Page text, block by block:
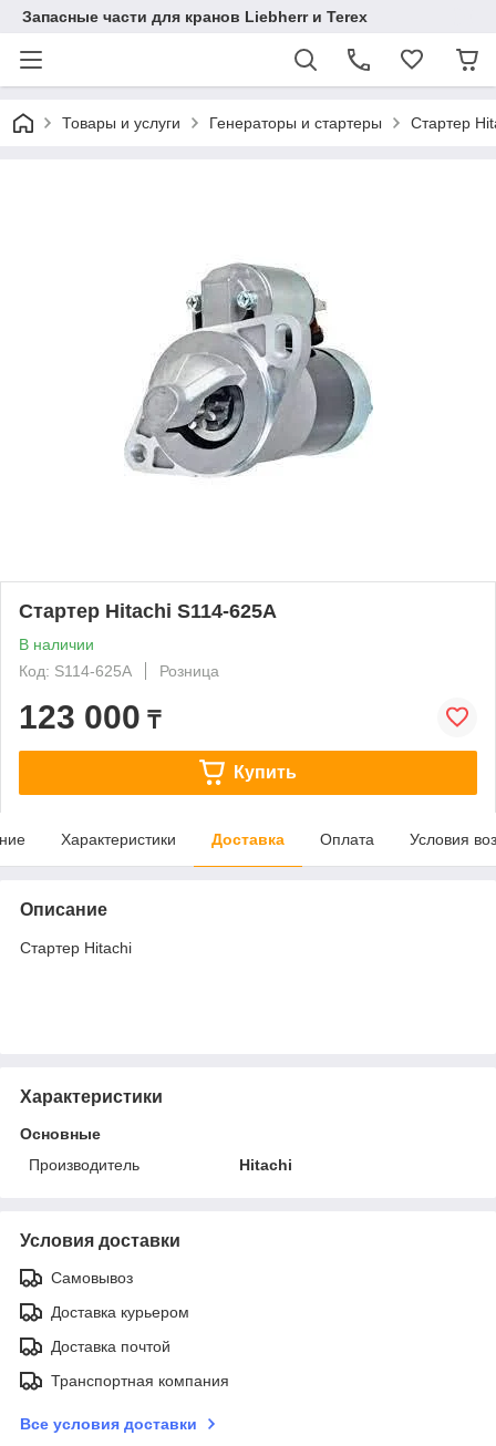
Запасные части для кранов Liebherr и Terex
Товары и услуги Генераторы и стартеры Стартер
Стартер Hitachi S114-625A
В наличии
Код: S114-625A
Розница
123 000 ₸
Купить
Характеристики Доставка Оплата Условия
Описание
Стартер Hitachi
Характеристики
Основные
Производитель
Hitachi
Условия доставки
Самовывоз
Доставка курьером
Доставка почтой
Транспортная компания
Все условия доставки